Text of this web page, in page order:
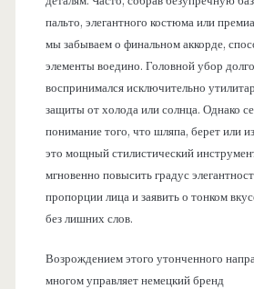
пальто, элегантного костюма или
мы забываем о финальном аккорде,
элементы воедино. Головной убор
воспринимался исключительно
защиты от холода или солнца. Однако
понимание того, что шляпа, берет или
это мощный стилистический
мгновенно повысить градус
пропорции лица и заявить о тонком
без лишних слов.
Возрождением этого утонченного
многом управляет немецкий бренд